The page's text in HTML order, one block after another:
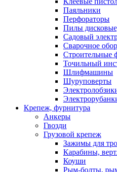
Паяльники
Перфораторы
Пилы
Садовый
Сварочное
Строительные
Точильный
Шлифмашины
Шуруповерты
Крепеж, фурнитура
Анкеры
Гвозди
Грузовой крепеж
Зажимы для
Карабины,
Коуши
Рым-болты,